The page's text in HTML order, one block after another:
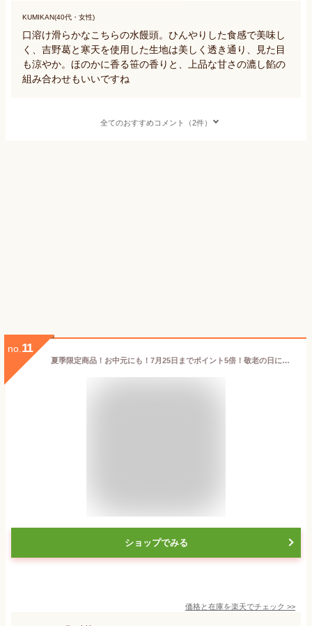
KUMIKAN(40代・女性)
口溶け滑らかなこちらの水饅頭。ひんやりした食感で美味し
く、吉野葛と寒天を使用した生地は美しく透き通り、見た目
も涼やか。ほのかに香る笹の香りと、上品な甘さの漉し餡の
組み合わせもいいですね
全てのおすすめコメント（2件）
no. 11
夏季限定商品！お中元にも！7月25日までポイント5倍！敬老の日にも！送料無料【手作りの和菓子屋】夏の定番和菓子 とろ〜りこしあん 水まんじゅう 10個入【marutaya】【RCP】御中元
ショップでみる
価格と在庫を楽天でチェック >>